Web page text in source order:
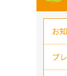
お
プ